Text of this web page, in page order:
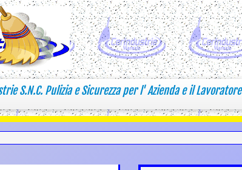
S.N.C. Pulizia e Sicurezza per l' Azienda e il Lavoratore